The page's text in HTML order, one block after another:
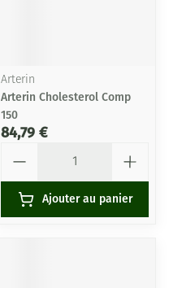
Arterin
Arterin Cholesterol Comp
150
84,79 €
Ajouter au panier